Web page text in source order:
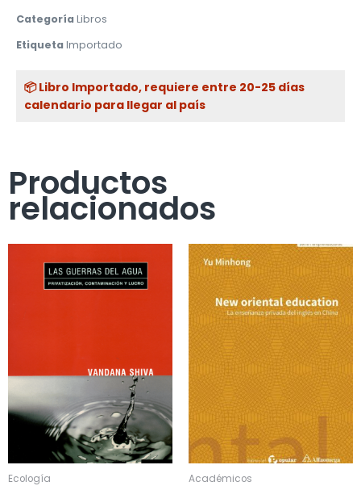
CategoríaLibros
EtiquetaImportado
📦 Libro Importado, requiere entre 20-25 días
calendario para llegar al país
Productos
relacionados
Ecología Académicos